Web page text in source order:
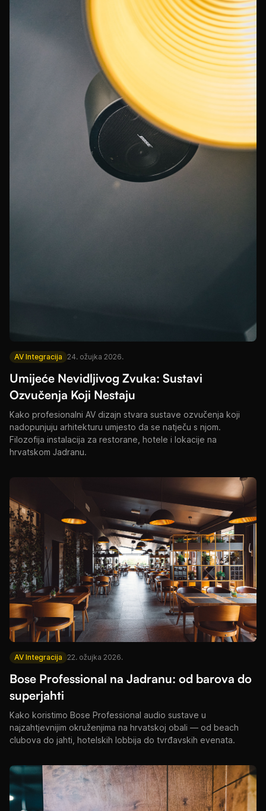
AV Integracija 24. ožujka 2026.
Umijeće Nevidljivog Zvuka: Sustavi
Ozvučenja Koji Nestaju
Kako profesionalni AV dizajn stvara sustave ozvučenja koji
nadopunjuju arhitekturu umjesto da se natječu s njom.
Filozofija instalacija za restorane, hotele i lokacije na
hrvatskom Jadranu.
AV Integracija 22. ožujka 2026.
Bose Professional na Jadranu: od barova do
superjahti
Kako koristimo Bose Professional audio sustave u
najzahtjevnijim okruženjima na hrvatskoj obali — od beach
clubova do jahti, hotelskih lobbija do tvrđavskih evenata.